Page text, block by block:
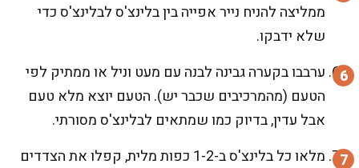
ממליצה להניח נייר אפייה בין בלינצ'ס לבלינצ'ס כדי
שלא ידבקו.
ערבבו בקערה גבינה לבנה עם מעט וניל או ממתיק לפי
הטעם (מהמרכיבים שכבר יש). הטעם יוצא מלא טעם
אבל עדין, בדיוק כמו שמתאים לבלינצ'ס מסורתי.
מלאו כל בלינצ'ס ב-1-2 כפות מלית, קפלו את הצדדים